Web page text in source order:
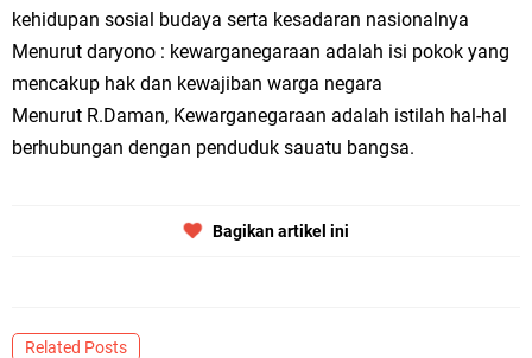
kehidupan sosial budaya serta kesadaran nasionalnya
Menurut daryono : kewarganegaraan adalah isi pokok yang
mencakup hak dan kewajiban warga negara
Menurut R.Daman, Kewarganegaraan adalah istilah hal-hal
berhubungan dengan penduduk sauatu bangsa.
Bagikan artikel ini
Related Posts